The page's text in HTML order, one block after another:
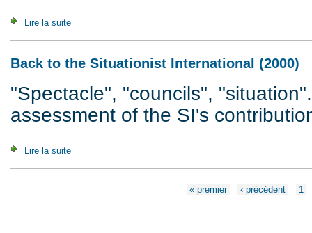
Lire la suite
Back to the Situationist International (2000)
"Spectacle", "councils",
assessment of the SI's
Lire la suite
« premier ‹ précédent 1